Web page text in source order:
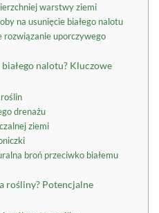
warstwy ziemi
na usunięcie białego nalotu
rozwiązanie uporczywego
nalotu? Kluczowe
drenażu
ziemi
broń przeciwko białemu
rośliny? Potencjalne